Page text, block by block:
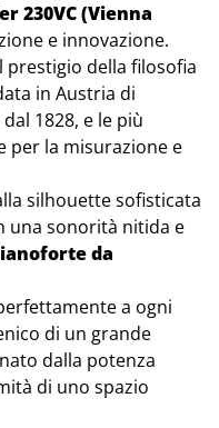
230VC (Vienna
e innovazione.
della filosofia
in Austria di
1828, e le più
per la misurazione e
silhouette sofisticata
una sonorità nitida e
da
a ogni
di un grande
dalla potenza
di uno spazio